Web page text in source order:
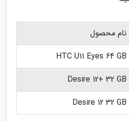
نام محصول
HTC U11 Eyes 64 GB
Desire 12+ 32 GB
Desire 12 32 GB